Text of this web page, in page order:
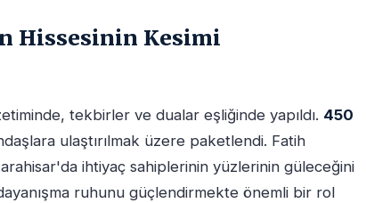
Hissesinin Kesimi
tekbirler ve dualar eşliğinde yapıldı. 450
ulaştırılmak üzere paketlendi. Fatih
ihtiyaç sahiplerinin yüzlerinin güleceğini
ruhunu güçlendirmekte önemli bir rol